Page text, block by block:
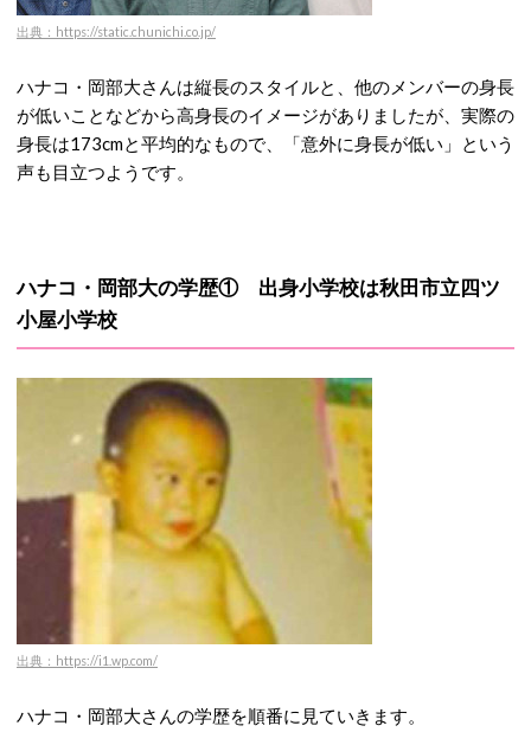
出典：https://static.chunichi.co.jp/
ハナコ・岡部大さんは縦長のスタイルと、他のメンバーの身長
が低いことなどから高身長のイメージがありましたが、実際の
身長は173cmと平均的なもので、「意外に身長が低い」という
声も目立つようです。
ハナコ・岡部大の学歴① 出身小学校は秋田市立四ツ
小屋小学校
出典：https://i1.wp.com/
ハナコ・岡部大さんの学歴を順番に見ていきます。